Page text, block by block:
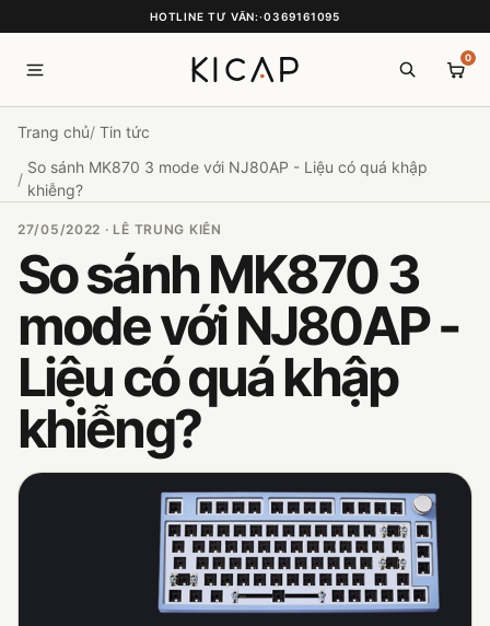
HOTLINE TƯ VẤN:·0369161095
0
Trang chủ Tin tức
So sánh MK870 3 mode với NJ80AP - Liệu có quá khập
khiễng?
27/05/2022 · LÊ TRUNG KIÊN
So sánh MK870 3
mode với NJ80AP -
Liệu có quá khập
khiễng?